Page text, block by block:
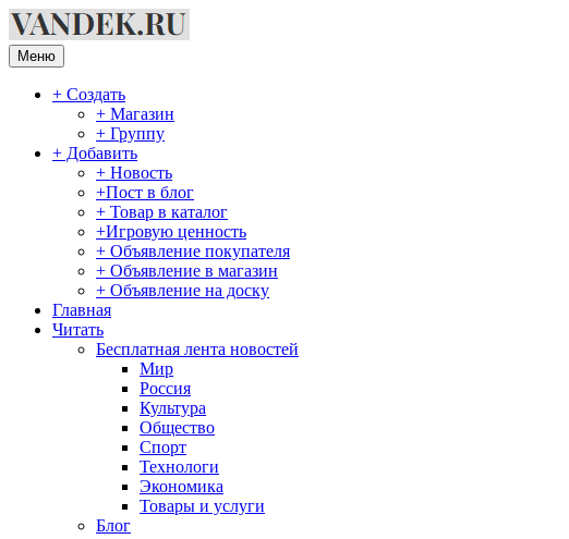
Перейти
к
содержимому
Меню
+ Создать
+ Магазин
+ Группу
+ Добавить
+ Новость
+Пост в блог
+ Товар в каталог
+Игровую ценность
+ Объявление покупателя
+ Объявление в магазин
+ Объявление на доску
Главная
Читать
Бесплатная лента новостей
Мир
Россия
Культура
Общество
Спорт
Технологи
Экономика
Товары и услуги
Блог